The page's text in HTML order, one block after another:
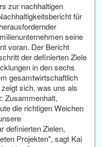
zur nachhaltigen
für
seine
voran. Der Bericht
der definierten Ziele
in den sechs
gesamtwirtschaftlich
sich, was uns als
Zusammenhalt,
die richtigen Weichen
definierten Zielen,
Projekten", sagt Kai